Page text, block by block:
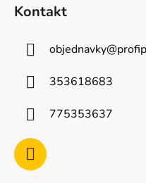
Kontakt
objednavky@
353618683
775353637